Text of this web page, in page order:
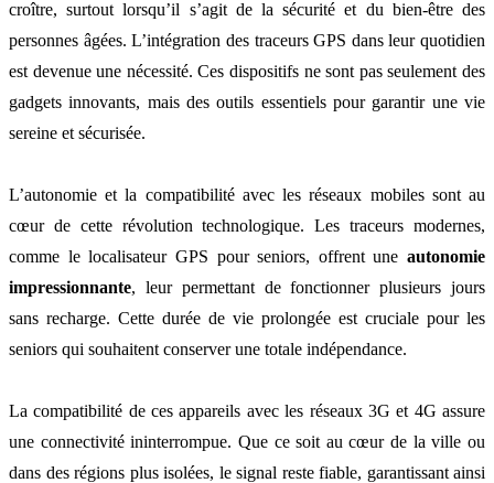
croître, surtout lorsqu’il s’agit de la sécurité et du bien-être des
personnes âgées. L’intégration des traceurs GPS dans leur quotidien
est devenue une nécessité. Ces dispositifs ne sont pas seulement des
gadgets innovants, mais des outils essentiels pour garantir une vie
sereine et sécurisée.
L’autonomie et la compatibilité avec les réseaux mobiles sont au
cœur de cette révolution technologique. Les traceurs modernes,
comme le localisateur GPS pour seniors, offrent une autonomie
impressionnante, leur permettant de fonctionner plusieurs jours
sans recharge. Cette durée de vie prolongée est cruciale pour les
seniors qui souhaitent conserver une totale indépendance.
La compatibilité de ces appareils avec les réseaux 3G et 4G assure
une connectivité ininterrompue. Que ce soit au cœur de la ville ou
dans des régions plus isolées, le signal reste fiable, garantissant ainsi